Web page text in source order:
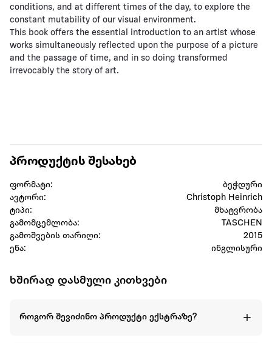
conditions, and at different times of the day, to explore the
constant mutability of our visual environment.
This book offers the essential introduction to an artist whose
works simultaneously reflected upon the purpose of a picture
and the passage of time, and in so doing transformed
irrevocably the story of art.
პროდუქტის შესახებ
ფორმატი:
ბეჭდური
ავტორი:
Christoph Heinrich
ტიპი:
მხატვრობა
გამომცემლობა:
TASCHEN
გამოშვების თარიღი:
2015
ენა:
ინგლისური
ხშირად დასმული კითხვები
როგორ შევიძინო პროდუქტი ექსტრაზე?